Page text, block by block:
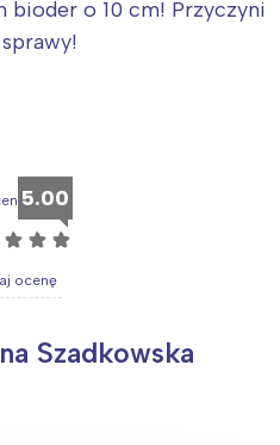
bioder o 10 cm! Przyczyni
5.00
☆ ☆ ☆
ocenę
Szadkowska